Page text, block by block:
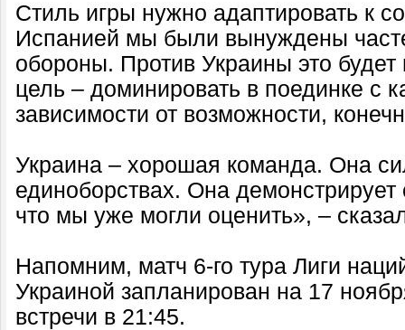
Стиль игры нужно адаптировать к
Испанией мы были вынуждены
обороны. Против Украины это
цель – доминировать в поединке с
зависимости от возможности,
Украина – хорошая команда. Она
единоборствах. Она
что мы уже могли оценить», –
Напомним, матч 6-го тура Лиги
Украиной запланирован на 17
встречи в 21:45.